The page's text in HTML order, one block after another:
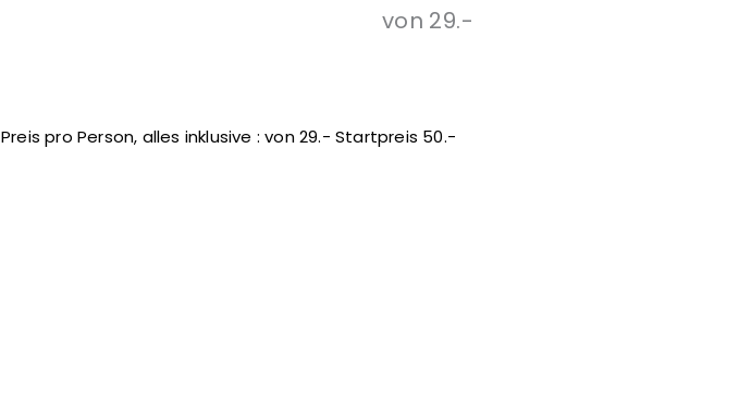
von 29.-
Preis pro Person, alles inklusive : von 29.- Startpreis 50.-